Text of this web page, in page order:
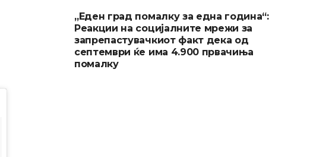
„Еден град помалку за една година“:
Реакции на социјалните мрежи за
запрепастувачкиот факт дека од
септември ќе има 4.900 првачиња
помалку